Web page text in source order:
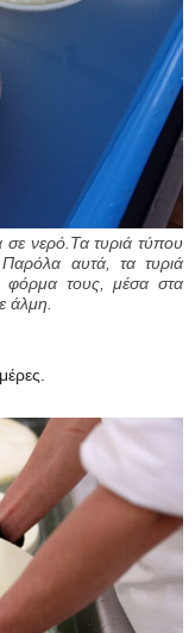
σε νερό.Τα τυριά τύπου
αυτά, τα τυριά
τους, μέσα στα
άλμη.